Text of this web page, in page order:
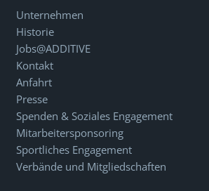
Unternehmen
Historie
Jobs@ADDITIVE
Kontakt
Anfahrt
Presse
Spenden & Soziales Engagement
Mitarbeitersponsoring
Sportliches Engagement
Verbände und Mitgliedschaften